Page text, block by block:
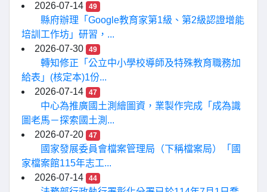
2026-07-14
49
縣府辦理「Google教育家第1級、第2級認證增能
培訓工作坊」研習，...
2026-07-30
49
轉知修正「公立中小學校導師及特殊教育職務加
給表」(核定本)1份...
2026-07-14
47
中心為推廣國土測繪圖資，業製作完成「成為識
圖老馬－探索國土測...
2026-07-20
47
國家發展委員會檔案管理局（下稱檔案局）「國
家檔案館115年志工...
2026-07-14
44